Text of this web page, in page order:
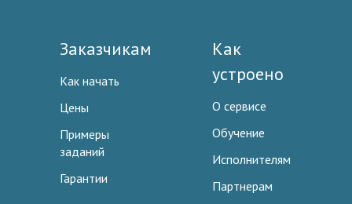
Заказчикам
Как начать
Цены
Примеры
заданий
Гарантии
Как
устроено
О сервисе
Обучение
Исполнителям
Партнерам